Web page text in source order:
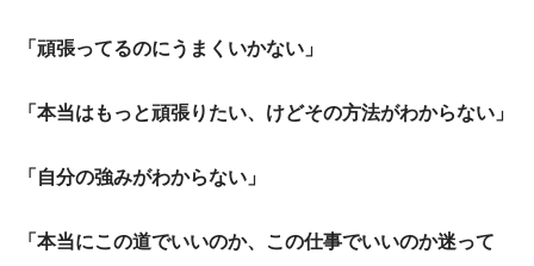
「頑張ってるのにうまくいかない」
「本当はもっと頑張りたい、けどその方法がわからない」
「自分の強みがわからない」
「本当にこの道でいいのか、この仕事でいいのか迷って